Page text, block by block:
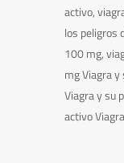
activo,
los peligros
100 mg,
mg Viagra
Viagra y su
activo